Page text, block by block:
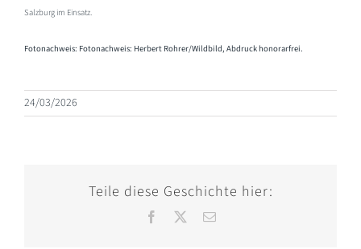
Salzburg im Einsatz.
Fotonachweis: Fotonachweis: Herbert Rohrer/Wildbild, Abdruck honorarfrei.
24/03/2026
Teile diese Geschichte hier:
Facebook
E-